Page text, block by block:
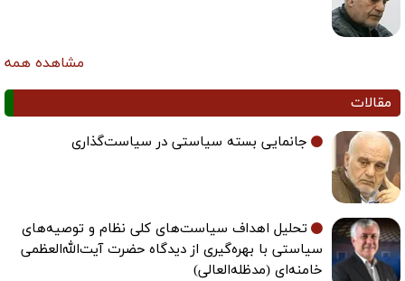
مشاهده همه
مقالات
جانمایی بسته سیاستی در سیاست‌گذاری
تحلیل اهداف سیاست‌های کلی نظام و توصیه‌های
سیاستی با بهره‌گیری از دیدگاه حضرت آیت‌الله‌العظمی
خامنه‌ای (مدظله‌العالی)